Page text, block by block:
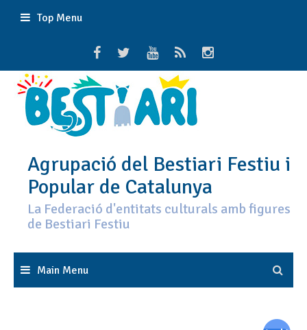
Top Menu
Agrupació del Bestiari Festiu i
Popular de Catalunya
La Federació d'entitats culturals amb figures
de Bestiari Festiu
Main Menu